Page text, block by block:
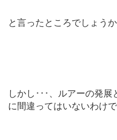
と言ったところでしょうか
しかし･･･、ルアーの発
に間違ってはいないわけで